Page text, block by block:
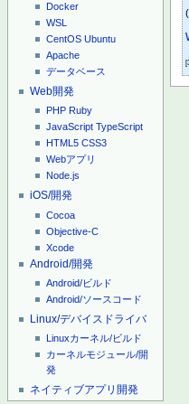
Docker
WSL
CentOS Ubuntu
Apache
データベース
Web開発
PHP Ruby
JavaScript TypeScript
HTML5 CSS3
Webアプリ
Node.js
iOS/開発
Cocoa
Objective-C
Xcode
Android/開発
Android/ビルド
Android/ソースコード
Linux/デバイスドライバ
Linuxカーネル/ビルド
カーネルモジュール/開
発
ネイティブアプリ開発